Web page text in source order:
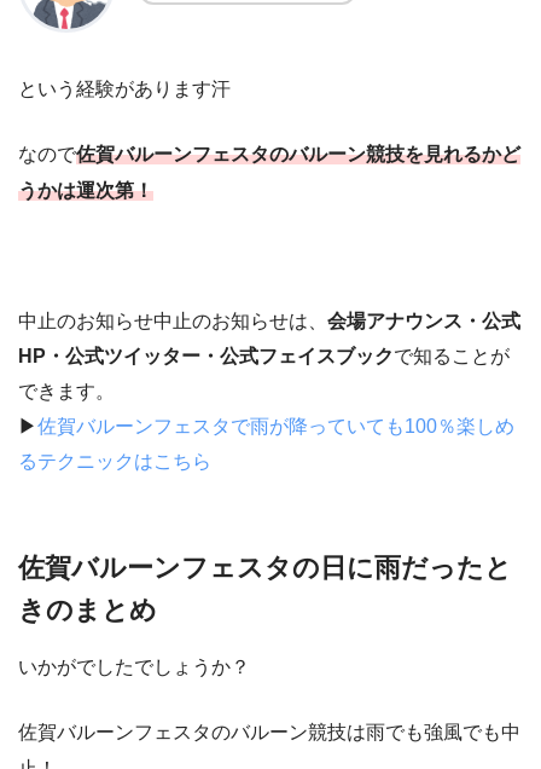
という経験があります汗
なので佐賀バルーンフェスタのバルーン競技を見れるかど
うかは運次第！
中止のお知らせ中止のお知らせは、 会場アナウンス・公式
HP・公式ツイッター・公式フェイスブックで知ることが
できます。
▶佐賀バルーンフェスタで雨が降っていても100％楽しめ
るテクニックはこちら
佐賀バルーンフェスタの日に雨だったと
きのまとめ
いかがでしたでしょうか？
佐賀バルーンフェスタのバルーン競技は雨でも強風でも中